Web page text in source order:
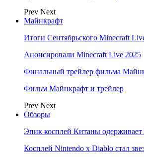
Prev Next
Майнкрафт
Итоги Сентябрьского Minecraft
Анонсировали Minecraft Live 2025
Финальный трейлер фильма
Фильм Майнкрафт и трейлер
Prev Next
Обзоры
Эпик косплей Китаны одерживает
Косплей Nintendo x Diablo стал